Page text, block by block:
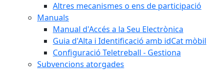
Altres mecanismes o ens de participació
Manuals
Manual d'Accés a la Seu Electrònica
Guia d'Alta i Identificació amb idCat mòbil
Configuració Teletreball - Gestiona
Subvencions atorgades